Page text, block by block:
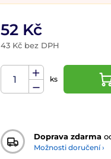
52 Kč
43 Kč bez DPH
ks
Doprava zdarma
Možnosti doručení ›